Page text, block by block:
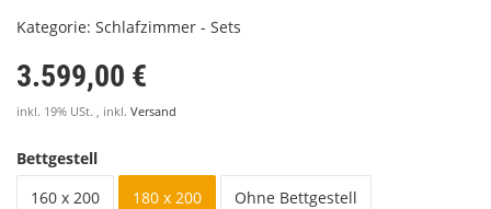
Kategorie: Schlafzimmer - Sets
3.599,00 €
inkl. 19% USt. , inkl. Versand
Bettgestell
160 x 200
180 x 200 Ohne Bettgestell